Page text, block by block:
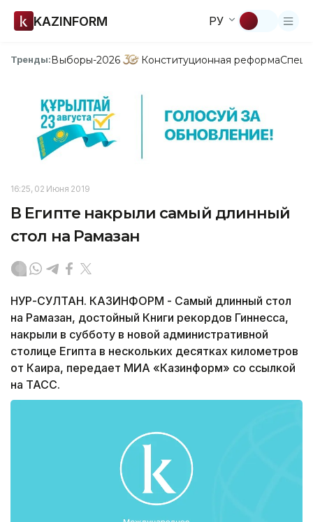
KAZINFORM РУ
Тренды:Выборы-2026 Конституционная реформа
16:25, 02 Июня 2019
В Египте накрыли самый длинный
стол на Рамазан
НУР-СУЛТАН. КАЗИНФОРМ - Самый длинный стол
на Рамазан, достойный Книги рекордов Гиннесса,
накрыли в субботу в новой административной
столице Египта в нескольких десятках километров
от Каира, передает МИА «Казинформ» со ссылкой
на ТАСС.